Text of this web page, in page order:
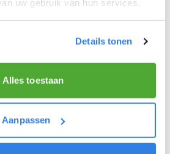
uw gebruik van hun services.
Details tonen
Alles toestaan
Aanpassen
krantenbezorger!